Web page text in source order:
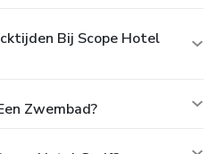
Bij Scope Hotel
Zwembad?